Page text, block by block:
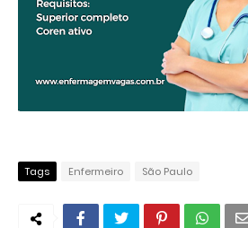
Tags Enfermeiro São Paulo